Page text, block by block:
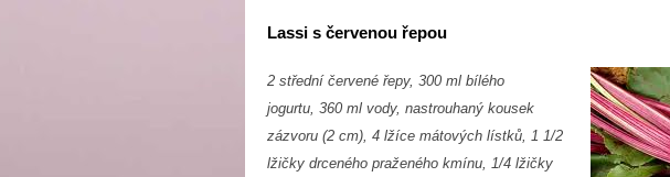
Lassi s červenou řepou
2 střední červené řepy, 300 ml bílého
jogurtu, 360 ml vody, nastrouhaný kousek
zázvoru (2 cm), 4 lžíce mátových lístků,
1 1/2
lžičky drceného praženého kmínu,
1/4 lžičky